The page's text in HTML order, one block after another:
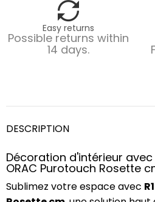
Easy returns
Possible returns within
14 days.
DESCRIPTION
Décoration d'intérieur avec
ORAC Purotouch Rosette
Sublimez votre espace avec